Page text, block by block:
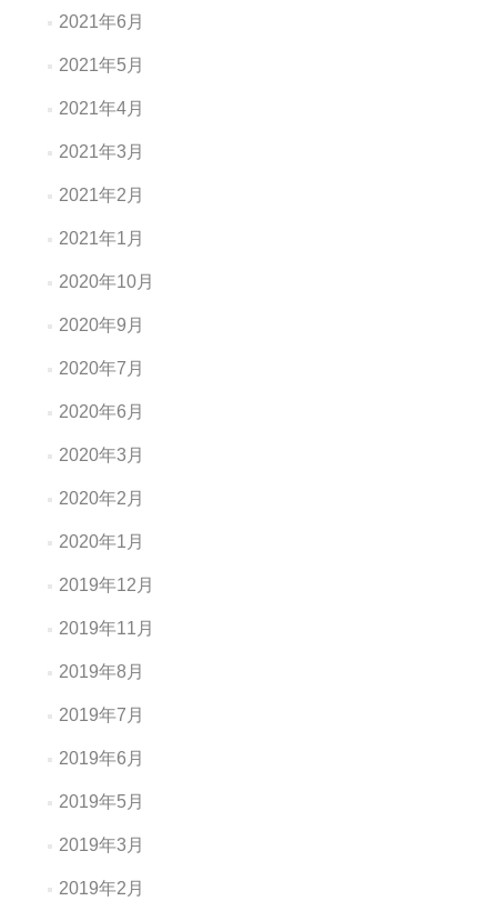
2021年6月
2021年5月
2021年4月
2021年3月
2021年2月
2021年1月
2020年10月
2020年9月
2020年7月
2020年6月
2020年3月
2020年2月
2020年1月
2019年12月
2019年11月
2019年8月
2019年7月
2019年6月
2019年5月
2019年3月
2019年2月